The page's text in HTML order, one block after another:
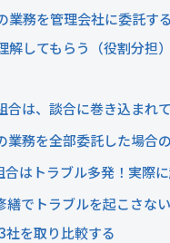
務を管理会社に委託する
してもらう（役割分担）
合は、談合に巻き込まれ
業務を全部委託した場合
はトラブル多発！実際
繕でトラブルを起こさな
を取り比較する